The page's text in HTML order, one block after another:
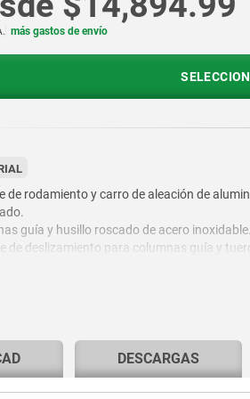
más gastos de envío
de rodamiento y carro de aleación de
guía y husillo roscado de acero
de deslizamiento para columnas guía y
DESCARGAS